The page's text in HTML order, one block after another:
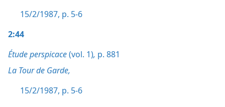
15/2/1987, p. 5-6
2:44
Étude perspicace(vol. 1), p. 881
La Tour de Garde,
15/2/1987, p. 5-6